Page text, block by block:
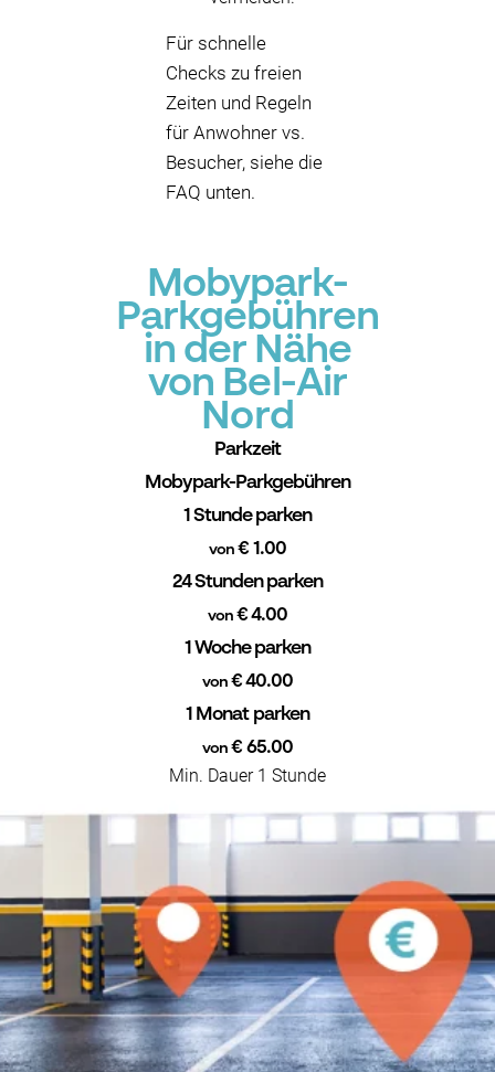
Für schnelle
Checks zu freien
Zeiten und Regeln
für Anwohner vs.
Besucher, siehe die
FAQ unten.
Mobypark-
Parkgebühren
in der Nähe
von Bel-Air
Nord
Parkzeit
Mobypark-Parkgebühren
1 Stunde parken
von € 1.00
24 Stunden parken
von€ 4.00
1 Woche parken
von€ 40.00
1 Monat parken
von € 65.00
Min. Dauer 1 Stunde